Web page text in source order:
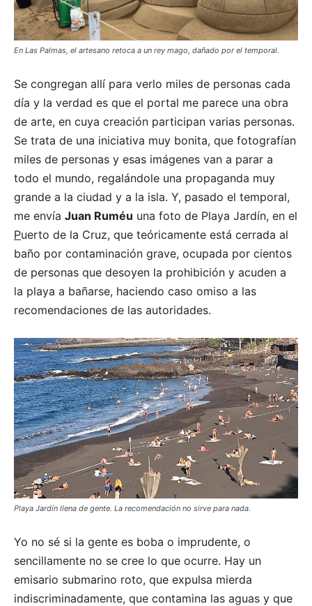
En Las Palmas, el artesano retoca a un rey mago, dañado por el temporal.
Se congregan allí para verlo miles de personas cada
día y la verdad es que el portal me parece una obra
de arte, en cuya creación participan varias personas.
Se trata de una iniciativa muy bonita, que fotografían
miles de personas y esas imágenes van a parar a
todo el mundo, regalándole una propaganda muy
grande a la ciudad y a la isla. Y, pasado el temporal,
me envía Juan Ruméu una foto de Playa Jardín, en el
Puerto de la Cruz, que teóricamente está cerrada al
baño por contaminación grave, ocupada por cientos
de personas que desoyen la prohibición y acuden a
la playa a bañarse, haciendo caso omiso a las
recomendaciones de las autoridades.
Playa Jardín llena de gente. La recomendación no sirve para nada.
Yo no sé si la gente es boba o imprudente, o
sencillamente no se cree lo que ocurre. Hay un
emisario submarino roto, que expulsa mierda
indiscriminadamente, que contamina las aguas y que